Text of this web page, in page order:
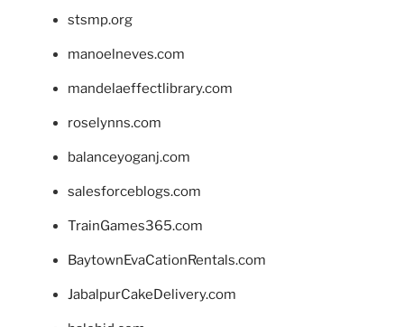
stsmp.org
manoelneves.com
mandelaeffectlibrary.com
roselynns.com
balanceyoganj.com
salesforceblogs.com
TrainGames365.com
BaytownEvaCationRentals.com
JabalpurCakeDelivery.com